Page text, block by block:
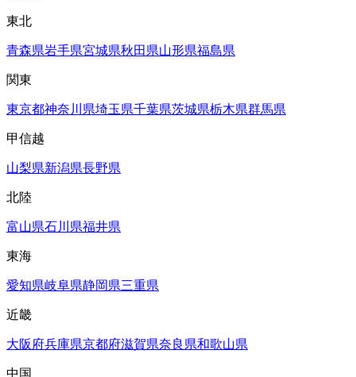
東北
青森県岩手県宮城県秋田県山形県福島県
関東
東京都神奈川県埼玉県千葉県茨城県栃木県群馬県
甲信越
山梨県新潟県長野県
北陸
富山県石川県福井県
東海
愛知県岐阜県静岡県三重県
近畿
大阪府兵庫県京都府滋賀県奈良県和歌山県
中国